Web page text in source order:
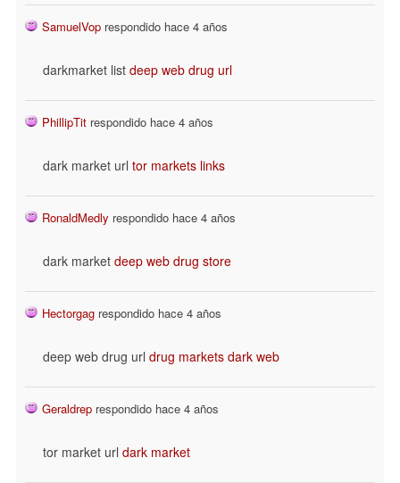
SamuelVop respondido hace 4 años
darkmarket list deep web drug url
PhillipTit respondido hace 4 años
dark market url tor markets links
RonaldMedly respondido hace 4 años
dark market deep web drug store
Hectorgag respondido hace 4 años
deep web drug url drug markets dark web
Geraldrep respondido hace 4 años
tor market url dark market